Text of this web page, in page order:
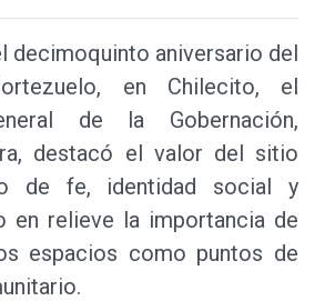
decimoquinto aniversario del
en Chilecito, el
de la Gobernación,
destacó el valor del sitio
de fe, identidad social y
en relieve la importancia de
espacios como puntos de